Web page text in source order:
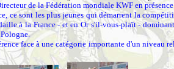
de la Fédération mondiale KWF en
ce sont les plus jeunes qui démarrent la
à la France - et en Or s'il-vous-plaît -
face à une catégorie importante d'un niveau